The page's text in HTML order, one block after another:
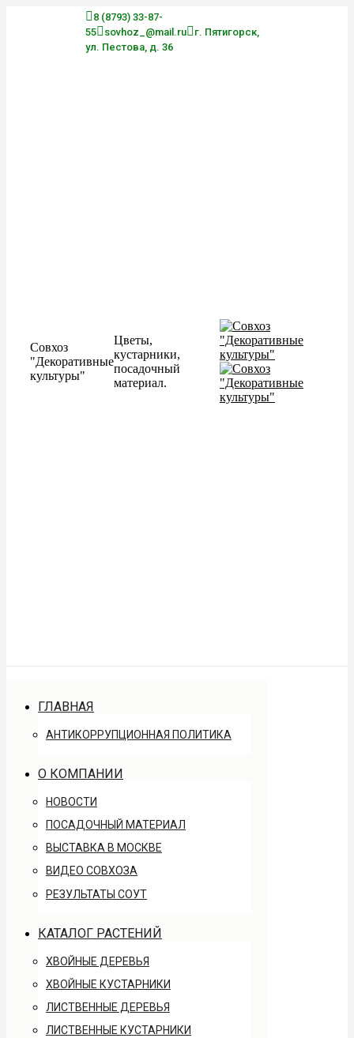
8 (8793) 33-87-
55
sovhoz_@mail.ru
г. Пятигорск,
ул. Пестова, д. 36
Совхоз
"Декоративные
культуры"
Цветы,
кустарники,
посадочный
материал.
ГЛАВНАЯ
АНТИКОРРУПЦИОННАЯ ПОЛИТИКА
О КОМПАНИИ
НОВОСТИ
ПОСАДОЧНЫЙ МАТЕРИАЛ
ВЫСТАВКА В МОСКВЕ
ВИДЕО СОВХОЗА
РЕЗУЛЬТАТЫ СОУТ
КАТАЛОГ РАСТЕНИЙ
ХВОЙНЫЕ ДЕРЕВЬЯ
ХВОЙНЫЕ КУСТАРНИКИ
ЛИСТВЕННЫЕ ДЕРЕВЬЯ
ЛИСТВЕННЫЕ КУСТАРНИКИ